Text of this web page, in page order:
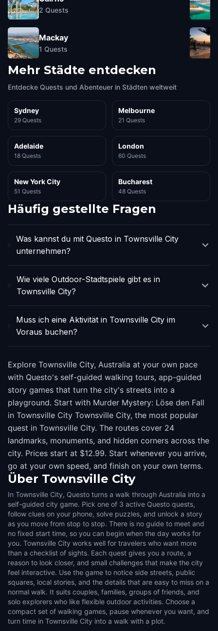
2 Quests
Mackay
1 Quests
Mehr Städte entdecken
Entdecke Quests und Abenteuer in Städten weltweit
Sydney
29 Quests
Melbourne
21 Quests
Adelaide
18 Quests
London
60 Quests
New York City
51 Quests
Bucharest
48 Quests
Häufig gestellte Fragen
Was kannst du mit Questo in Townsville City
unternehmen?
Wie viele Outdoor-Stadtspiele gibt es in
Townsville City?
Muss ich eine Aktivität in Townsville City im
Voraus buchen?
Explore Townsville City, Australia at your own pace
with Questo's self-guided walking tours, app-guided
story games that turn the city's streets into a
playground. Start with Murder Mystery: Löse den Fall
in Townsville City Townsville City, the most popular
quest in Townsville City. The routes cover 24
landmarks, monuments, and hidden corners across the
city. Prices start at $12.99. Start whenever you arrive,
go at your own speed, and finish on your own terms.
Über Townsville City
In Townsville City, Questo turns a walk through Australia into a
self-guided city game. Pick one of 3 active Questo quests,
follow clues on your phone, solve puzzles, and unlock a story
as you move from stop to stop. There is no guide to meet and
no fixed start time, so you can begin when the day works for
you. Townsville City works well for travelers who want more
than a checklist of sights. Each quest gives you a route, a
reason to look closer, and small challenges that make the city
feel interactive. Use the game to notice side streets, public
squares, local stories, and the details that are easy to miss on a
normal walk. It suits couples, families, groups of friends, and
solo explorers who like flexible outdoor activities. Choose a
compact set of walking games, pause whenever you want, and
turn time in Townsville City into a walk with a plot.